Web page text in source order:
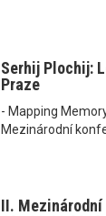
Serhij Plochij:
Praze
- Mapping
Mezinárodní
II.